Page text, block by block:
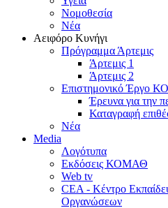
Νομοθεσία
Νέα
Αειφόρο Κυνήγι
Πρόγραμμα Άρτεμις
Άρτεμις 1
Άρτεμις 2
Επιστημονικό Έργο
Έρευνα για την
Καταγραφή
Νέα
Media
Λογότυπα
Εκδόσεις ΚΟΜΑΘ
Web tv
CEA - Κέντρο
Οργανώσεων